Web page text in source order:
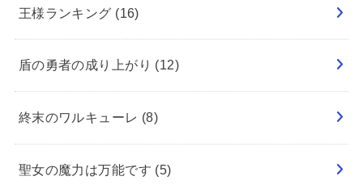
王様ランキング (16)
盾の勇者の成り上がり (12)
終末のワルキューレ (8)
聖女の魔力は万能です (5)